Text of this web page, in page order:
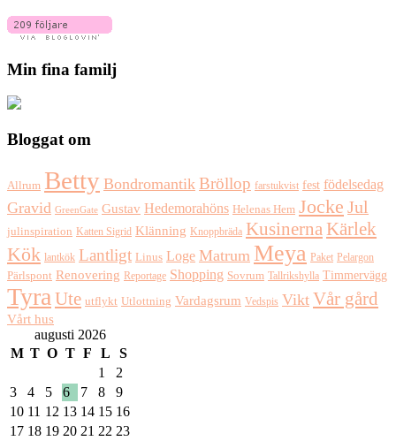
Min fina familj
Bloggat om
Allrum Betty Bondromantik Bröllop farstukvist fest födelsedag
Gravid GreenGate Gustav Hedemorahöns Helenas Hem Jocke Jul
julinspiration Katten Sigrid Klänning Knoppbräda Kusinerna Kärlek
Kök lantkök Lantligt Linus Loge Matrum Meya Paket Pelargon
Pärlspont Renovering Reportage Shopping Sovrum Tallrikshylla Timmervägg
Tyra Ute utflykt Utlottning Vardagsrum Vedspis Vikt Vår gård
Vårt hus
augusti 2026
M T O T F L
S
1
2
3
4 5 6 7 8
9
10 11 12 13 14 15 16
17 18 19 20 21 22 23